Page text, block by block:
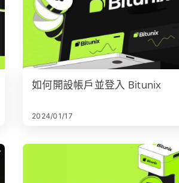
如何開設帳戶並登入 Bitunix
2024/01/17